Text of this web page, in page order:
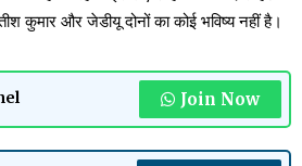
कुमार और जेडीयू दोनों का कोई भविष्य नहीं है।
Join Now